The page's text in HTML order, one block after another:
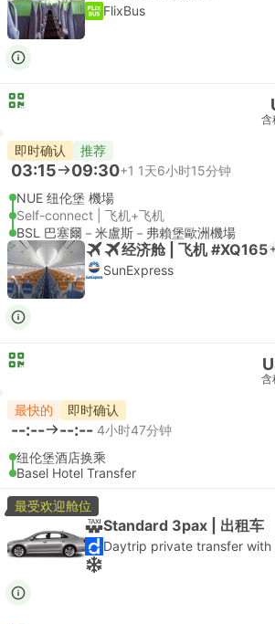
FlixBus
含
即时确认 推荐
03:15 09:30+1 1天6小时15分钟
NUE 纽伦堡 機場
Self-connect | 飞机+飞机
BSL 巴塞爾－米盧斯－弗賴堡歐洲機場
经济舱 | 飞机 #XQ165
SunExpress
含
最快的 即时确认
--:-- --:-- 4小时47分钟
纽伦堡酒店换乘
Basel Hotel Transfer
最受欢迎舱位
Standard 3pax | 出租车